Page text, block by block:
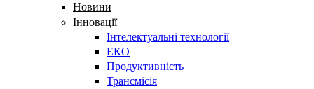
Новини
Інновації
Інтелектуальні технології
ЕКО
Продуктивність
Трансмісія